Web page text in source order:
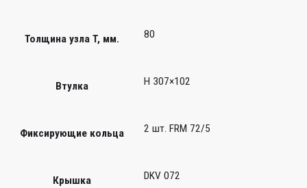
Толщина узла T, мм. 80
Втулка H 307×102
Фиксирующие кольца 2 шт. FRM 72/5
Крышка DKV 072